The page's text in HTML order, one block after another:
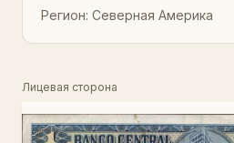
Регион: Северная Америка
Лицевая сторона